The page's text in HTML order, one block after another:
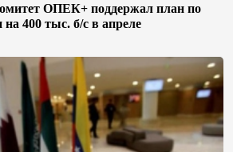
ОПЕК+ поддержал план по
400 тыс. б/с в апреле